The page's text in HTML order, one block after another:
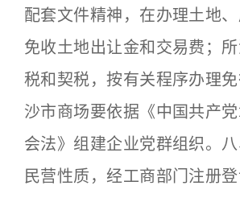
配套文件精神，在办理土地、
免收土地出让金和交易费；
税和契税，按有关程序办理免
沙市商场要依据《中国共产
会法》组建企业党群组织。
民营性质，经工商部门注册